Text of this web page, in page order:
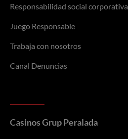
Responsabilidad social corporativa
Juego Responsable
Trabaja con nosotros
Canal Denuncias
Casinos Grup Peralada